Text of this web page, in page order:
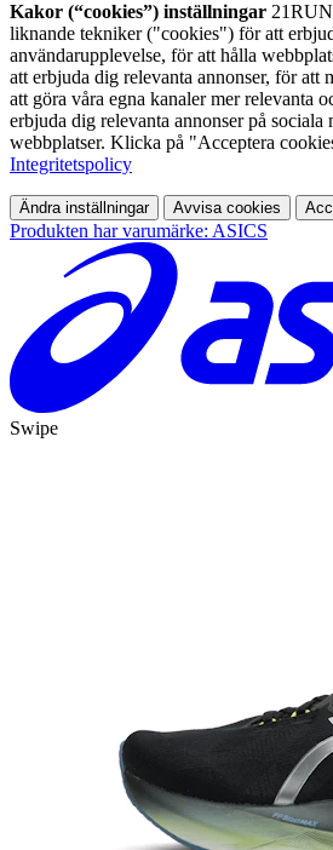
Kakor (“cookies”) inställningar
liknande tekniker ("cookies") för att
användarupplevelse, för att hålla
att erbjuda dig relevanta annonser, för att
att göra våra egna kanaler mer relevanta
erbjuda dig relevanta annonser på sociala
webbplatser. Klicka på "Acceptera
Integritetspolicy
Ändra inställningar Avvisa cookies
Produkten har varumärke: ASICS
Swipe